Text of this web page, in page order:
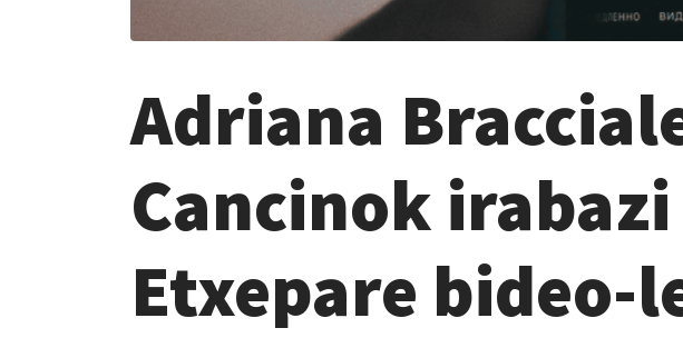
Adriana
Cancinok
Etxepare bideo-